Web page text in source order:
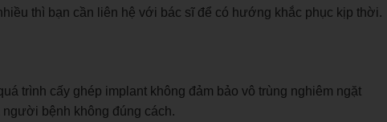
thì bạn cần liên hệ với bác sĩ để có hướng khắc phục kịp thời.
trình cấy ghép implant không đảm bảo vô trùng nghiêm ngặt
người bệnh không đúng cách.